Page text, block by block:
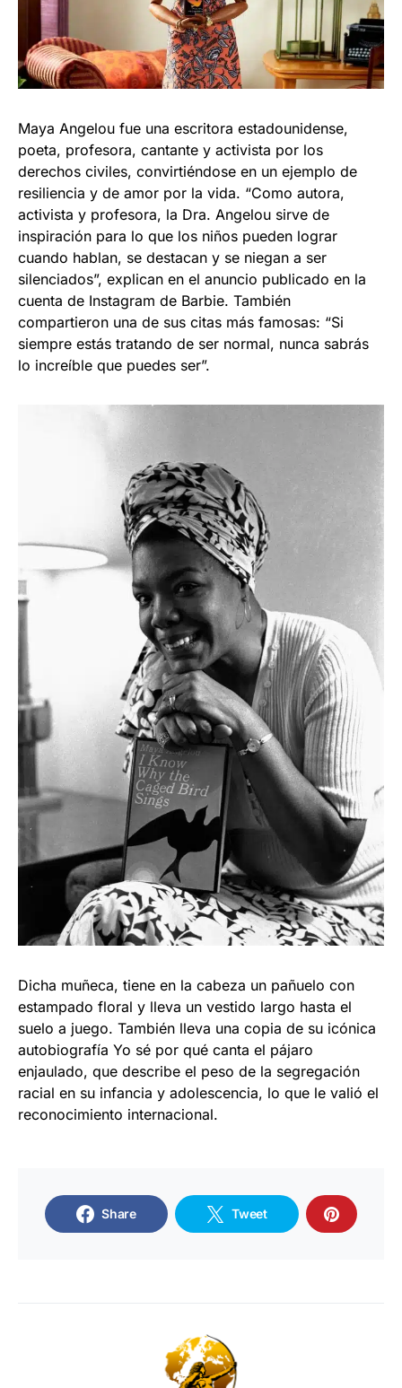
Maya Angelou fue una escritora estadounidense,
poeta, profesora, cantante y activista por los
derechos civiles, convirtiéndose en un ejemplo de
resiliencia y de amor por la vida. “Como autora,
activista y profesora, la Dra. Angelou sirve de
inspiración para lo que los niños pueden lograr
cuando hablan, se destacan y se niegan a ser
silenciados”, explican en el anuncio publicado en la
cuenta de Instagram de Barbie. También
compartieron una de sus citas más famosas: “Si
siempre estás tratando de ser normal, nunca sabrás
lo increíble que puedes ser”.
Dicha muñeca, tiene en la cabeza un pañuelo con
estampado floral y lleva un vestido largo hasta el
suelo a juego. También lleva una copia de su icónica
autobiografía Yo sé por qué canta el pájaro
enjaulado, que describe el peso de la segregación
racial en su infancia y adolescencia, lo que le valió el
reconocimiento internacional.
Share Tweet